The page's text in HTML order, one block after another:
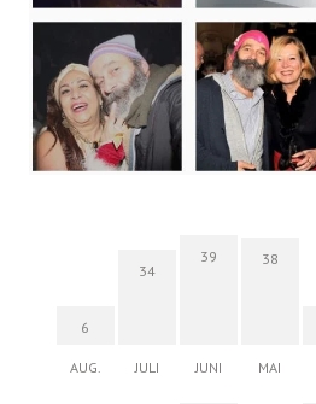
6
AUG.
34
JULI
39
JUNI
38
MAI